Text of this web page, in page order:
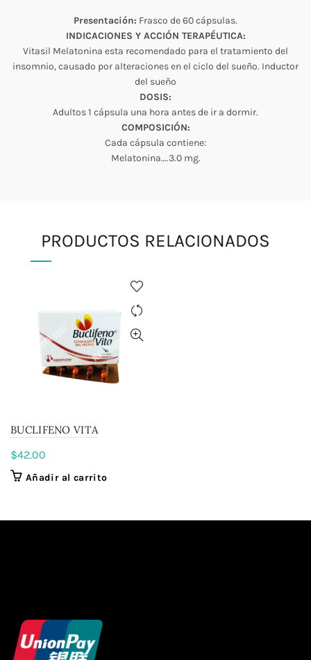
Presentación: Frasco de 60 cápsulas.
INDICACIONES Y ACCIÓN TERAPÉUTICA:
Vitasil Melatonina esta recomendado para el tratamiento del
insomnio, causado por alteraciones en el ciclo del sueño. Inductor
del sueño
DOSIS:
Adultos 1 cápsula una hora antes de ir a dormir.
COMPOSICIÓN:
Cada cápsula contiene:
Melatonina….3.0 mg.
PRODUCTOS RELACIONADOS
BUCLIFENO VITA
$42.00
Añadir al carrito